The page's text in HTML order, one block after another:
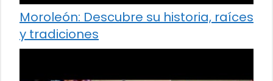
Moroleón: Descubre su historia, raíces
y tradiciones